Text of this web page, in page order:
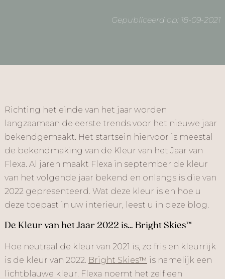
Gepubliceerd op: 18-09-2021
Richting het einde van het jaar worden
langzaamaan de eerste trends voor het nieuwe jaar
bekendgemaakt. Het startsein hiervoor is meestal
de bekendmaking van de Kleur van het Jaar van
Flexa. Al jaren maakt Flexa in september de kleur
van het volgende jaar bekend en onlangs is die van
2022 gepresenteerd. Wat deze kleur is en hoe u
deze toepast in uw interieur, leest u in deze blog.
De Kleur van het Jaar 2022 is… Bright Skies™
Hoe neutraal de kleur van 2021 is, zo fris en kleurrijk
is de kleur van 2022. Bright Skies™ is namelijk een
lichtblauwe kleur. Flexa noemt het zelf een